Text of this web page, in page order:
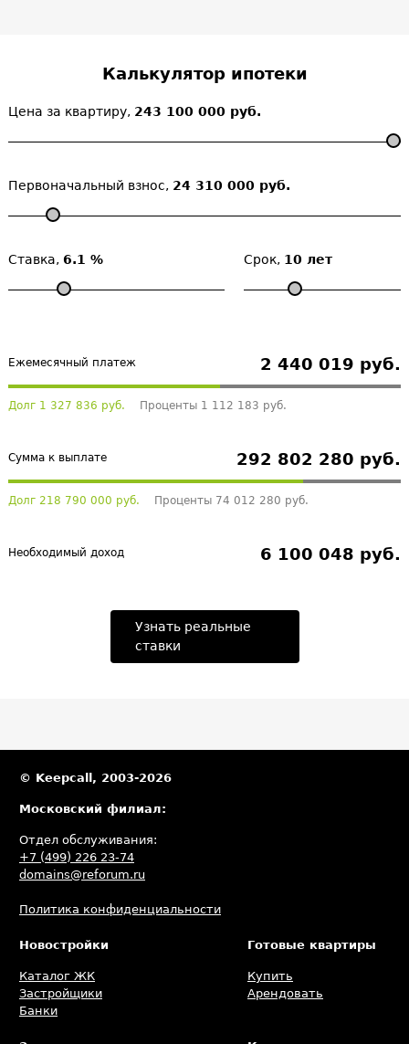
Калькулятор ипотеки
Цена за квартиру, 243 100 000 руб.
Первоначальный взнос, 24 310 000 руб.
Ставка, 6.1 % Срок, 10 лет
Ежемесячный платеж 2 440 019 руб.
Долг 1 327 836 руб. Проценты 1 112 183 руб.
Сумма к выплате 292 802 280 руб.
Долг 218 790 000 руб. Проценты 74 012 280 руб.
Необходимый доход 6 100 048 руб.
Узнать реальные
ставки
© Keepcall, 2003-2026
Московский филиал:
Отдел обслуживания:
+7 (499) 226 23-74
domains@reforum.ru
Политика конфиденциальности
Новостройки
Каталог ЖК
Застройщики
Банки
Готовые квартиры
Купить
Арендовать